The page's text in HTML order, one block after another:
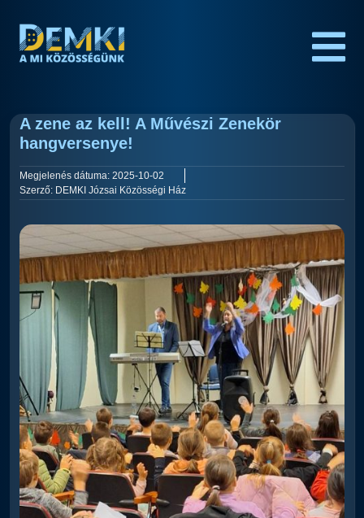
A zene az kell! A Művészi Zenekör
hangversenye!
Megjelenés dátuma: 2025-10-02
Szerző: DEMKI Józsai Közösségi Ház